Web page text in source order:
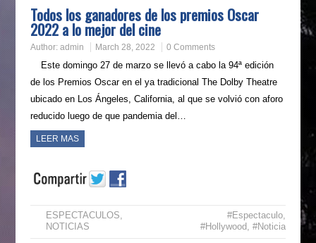
Todos los ganadores de los premios Oscar
2022 a lo mejor del cine
Author: admin March 28, 2022 0 Comments
Este domingo 27 de marzo se llevó a cabo la 94ª edición
de los Premios Oscar en el ya tradicional The Dolby Theatre
ubicado en Los Ángeles, California, al que se volvió con aforo
reducido luego de que pandemia del…
LEER MAS
ESPECTACULOS
NOTICIAS
#Espectaculo
#Hollywood ,#Noticia